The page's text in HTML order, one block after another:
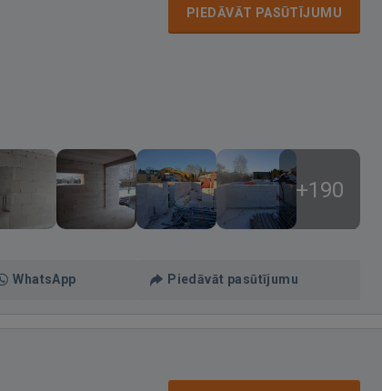
PIEDĀVĀT PASŪTĪJUMU
+190
WhatsApp Piedāvāt pasūtījumu